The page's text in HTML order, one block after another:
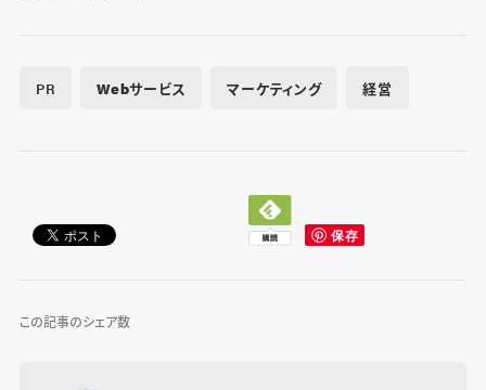
PR Webサービス マーケティング 経営
この記事のシェア数